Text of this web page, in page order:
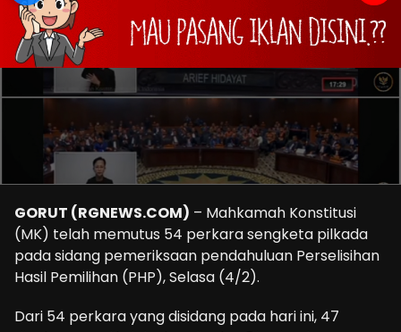
GORUT (RGNEWS.COM) – Mahkamah Konstitusi
(MK) telah memutus 54 perkara sengketa pilkada
pada sidang pemeriksaan pendahuluan Perselisihan
Hasil Pemilihan (PHP), Selasa (4/2).
Dari 54 perkara yang disidang pada hari ini, 47